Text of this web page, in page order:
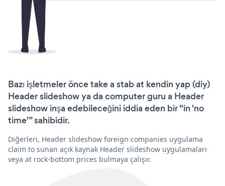
Bazı işletmeler önce take a stab at kendin yap (diy)
Header slideshow ya da computer guru a Header
slideshow inşa edebileceğini iddia eden bir “in 'no
time'” sahibidir.
Diğerleri, Header slideshow foreign companies uygulama
claim to sunan açık kaynak Header slideshow uygulamaları
veya at rock-bottom prices bulmaya çalışır.